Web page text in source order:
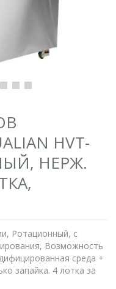
HVT-
НЕРЖ.
Ротационный, с
Возможность
среда +
запайка. 4 лотка за